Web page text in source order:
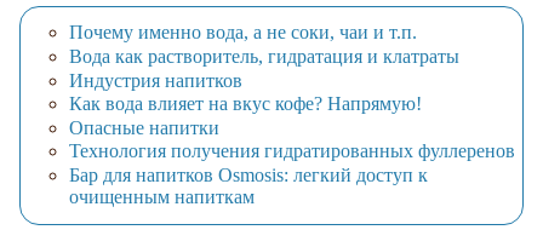
Почему именно вода, а не соки, чаи и т.п.
Вода как растворитель, гидратация и клатраты
Индустрия напитков
Как вода влияет на вкус кофе? Напрямую!
Опасные напитки
Технология получения гидратированных фуллеренов
Бар для напитков Osmosis: легкий доступ к
очищенным напиткам